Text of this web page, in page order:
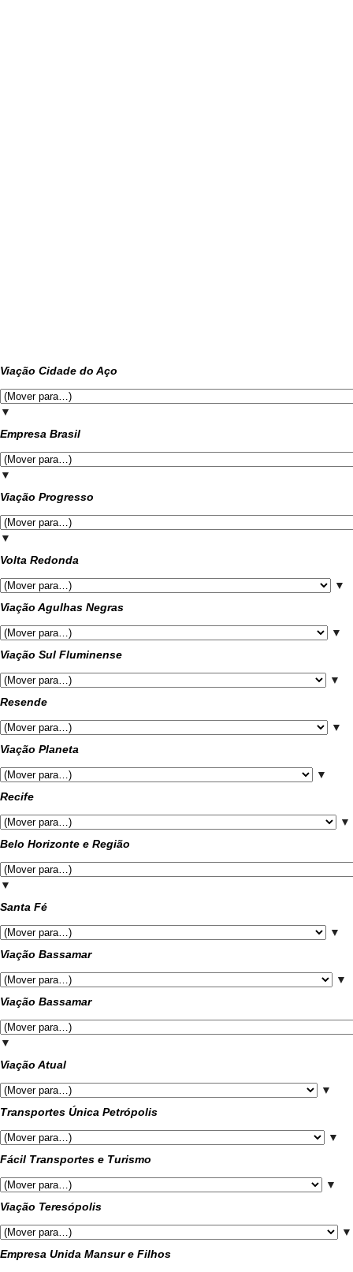
Viação Cidade do Aço
▼
Empresa Brasil
▼
Viação Progresso
▼
Volta Redonda
▼
Viação Agulhas Negras
▼
Viação Sul Fluminense
▼
Resende
▼
Viação Planeta
▼
Recife
▼
Belo Horizonte e Região
▼
Santa Fé
▼
Viação Bassamar
▼
Viação Bassamar
▼
Viação Atual
▼
Transportes Única Petrópolis
▼
Fácil Transportes e Turismo
▼
Viação Teresópolis
▼
Empresa Unida Mansur e Filhos